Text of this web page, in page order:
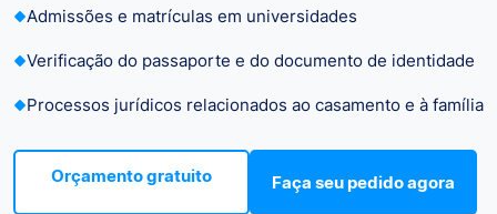
Admissões e matrículas em universidades
Verificação do passaporte e do documento de identidade
Processos jurídicos relacionados ao casamento e à família
Orçamento gratuito Faça seu pedido agora